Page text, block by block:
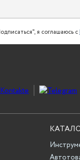
я соглашаюсь с